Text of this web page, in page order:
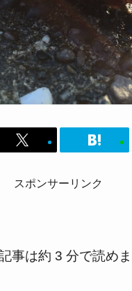
スポンサーリンク
事は約 3 分で読め